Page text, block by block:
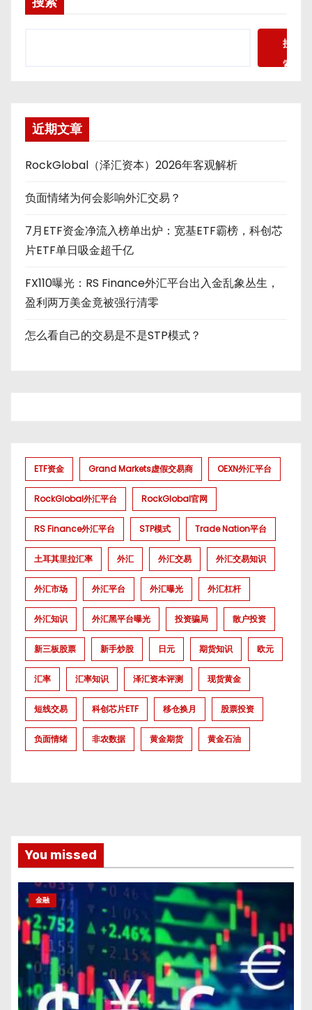
搜
索
近期文章
RockGlobal（泽汇资本）2026年客观解析
负面情绪为何会影响外汇交易？
7月ETF资金净流入榜单出炉：宽基ETF霸榜，科创芯
片ETF单日吸金超千亿
FX110曝光：RS Finance外汇平台出入金乱象丛生，
盈利两万美金竟被强行清零
怎么看自己的交易是不是STP模式？
ETF资金 Grand Markets虚假交易商 OEXN外汇平台
RockGlobal外汇平台 RockGlobal官网
RS Finance外汇平台 STP模式 Trade Nation平台
土耳其里拉汇率 外汇 外汇交易 外汇交易知识
外汇市场 外汇平台 外汇曝光 外汇杠杆
外汇知识 外汇黑平台曝光 投资骗局 散户投资
新三板股票 新手炒股 日元 期货知识 欧元
汇率 汇率知识 泽汇资本评测 现货黄金
短线交易 科创芯片ETF 移仓换月 股票投资
负面情绪 非农数据 黄金期货 黄金石油
You missed
金融